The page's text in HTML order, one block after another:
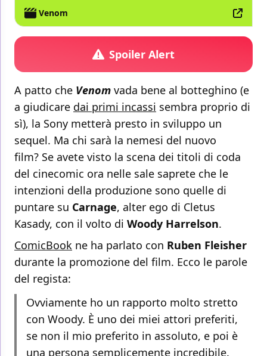
Venom
Spoiler Alert
A patto che Venom vada bene al botteghino (e
a giudicare dai primi incassi sembra proprio di
sì), la Sony metterà presto in sviluppo un
sequel. Ma chi sarà la nemesi del nuovo
film? Se avete visto la scena dei titoli di coda
del cinecomic ora nelle sale saprete che le
intenzioni della produzione sono quelle di
puntare su Carnage, alter ego di Cletus
Kasady, con il volto di Woody Harrelson.
ComicBook ne ha parlato con Ruben Fleisher
durante la promozione del film. Ecco le parole
del regista:
Ovviamente ho un rapporto molto stretto
con Woody. È uno dei miei attori preferiti,
se non il mio preferito in assoluto, e poi è
una persona semplicemente incredibile.